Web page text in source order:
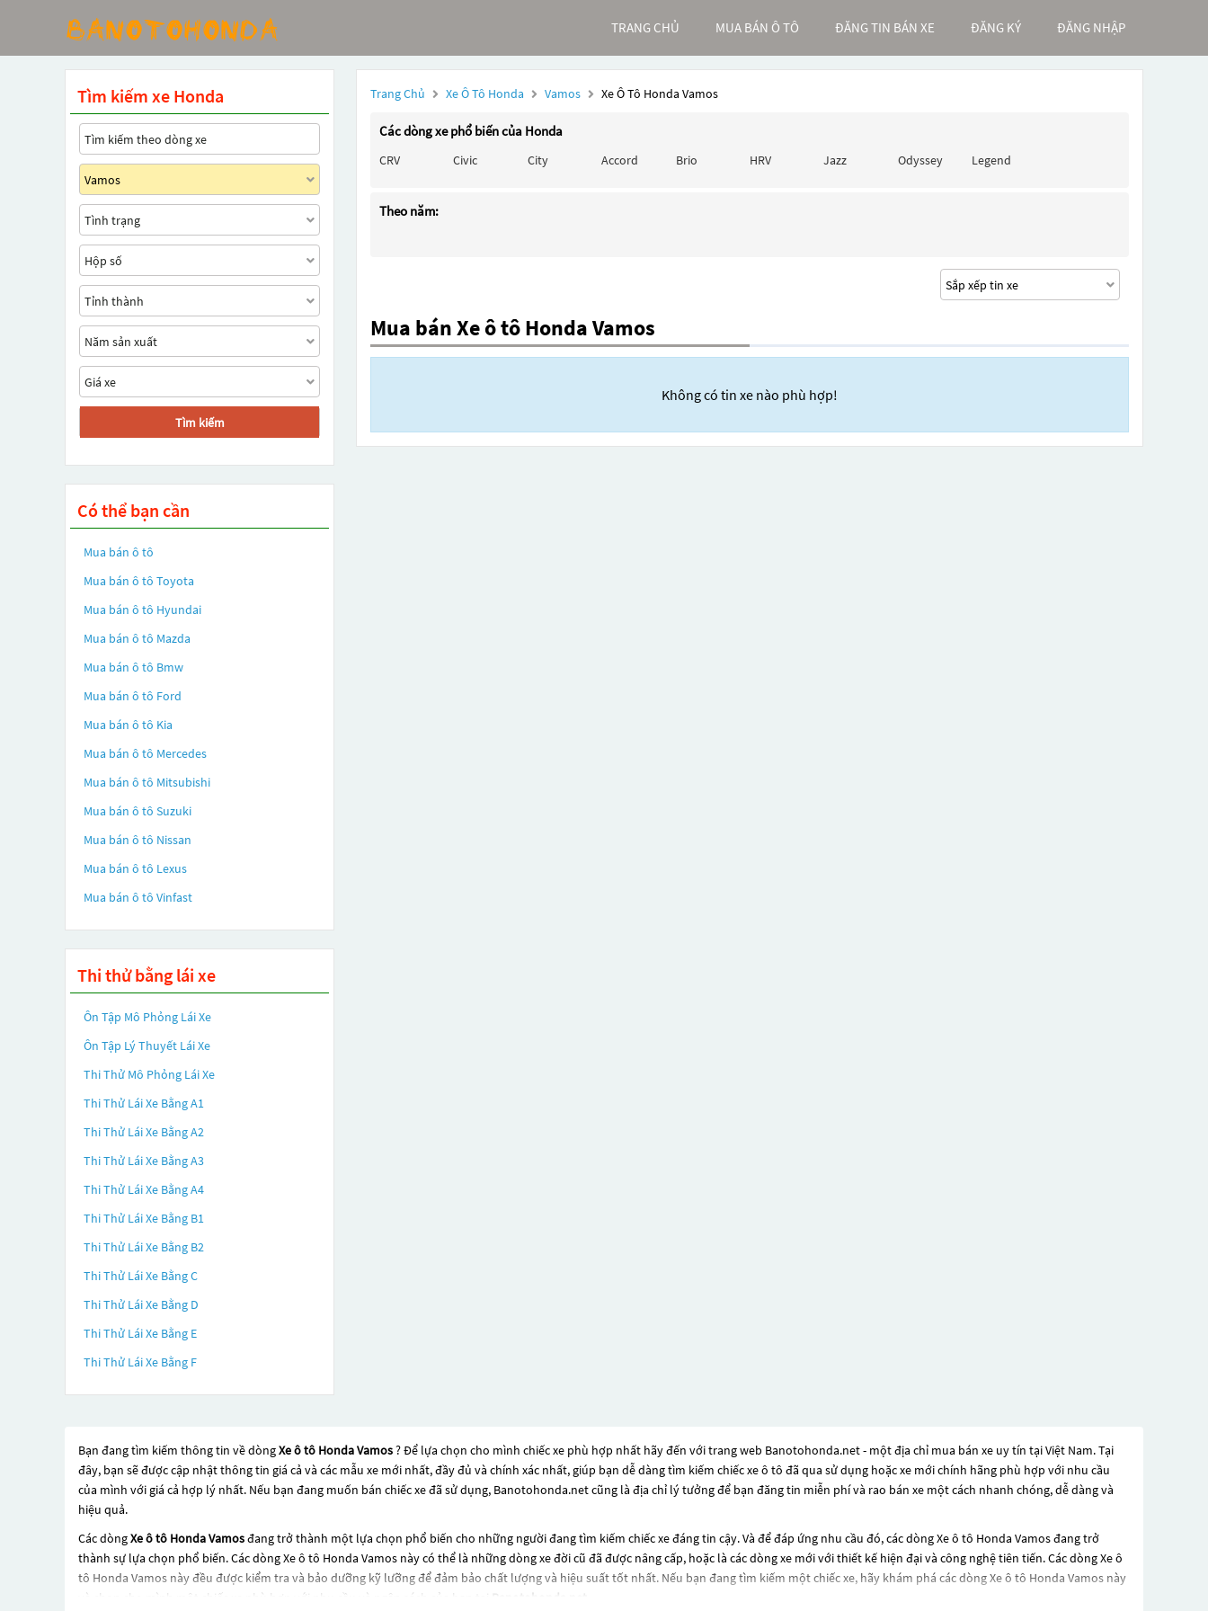
TRANG CHỦ MUA BÁN Ô TÔ ĐĂNG TIN BÁN XE ĐĂNG KÝ ĐĂNG NHẬP
Trang Chủ Xe Ô Tô Honda Vamos Xe Ô Tô Honda Vamos
Các dòng xe phổ biến của Honda
CRV Civic City Accord Brio HRV Jazz Odyssey Legend
Theo năm:
Mua bán Xe ô tô Honda Vamos
Không có tin xe nào phù hợp!
Tìm kiếm xe Honda
Tìm kiếm
Có thể bạn cần
Mua bán ô tô
Mua bán ô tô Toyota
Mua bán ô tô Hyundai
Mua bán ô tô Mazda
Mua bán ô tô Bmw
Mua bán ô tô Ford
Mua bán ô tô Kia
Mua bán ô tô Mercedes
Mua bán ô tô Mitsubishi
Mua bán ô tô Suzuki
Mua bán ô tô Nissan
Mua bán ô tô Lexus
Mua bán ô tô Vinfast
Thi thử bằng lái xe
Ôn Tập Mô Phỏng Lái Xe
Ôn Tập Lý Thuyết Lái Xe
Thi Thử Mô Phỏng Lái Xe
Thi Thử Lái Xe Bằng A1
Thi Thử Lái Xe Bằng A2
Thi Thử Lái Xe Bằng A3
Thi Thử Lái Xe Bằng A4
Thi Thử Lái Xe Bằng B1
Thi Thử Lái Xe Bằng B2
Thi Thử Lái Xe Bằng C
Thi Thử Lái Xe Bằng D
Thi Thử Lái Xe Bằng E
Thi Thử Lái Xe Bằng F
Bạn đang tìm kiếm thông tin về dòngXe ô tô Honda Vamos? Để lựa chọn cho mình chiếc xe phù hợp nhất hãy đến với trang web Banotohonda.net - một địa chỉ mua bán xe uy tín tại Việt Nam. Tại
đây, bạn sẽ được cập nhật thông tin giá cả và các mẫu xe mới nhất, đầy đủ và chính xác nhất, giúp bạn dễ dàng tìm kiếm chiếc xe ô tô đã qua sử dụng hoặc xe mới chính hãng phù hợp với nhu cầu
của mình với giá cả hợp lý nhất. Nếu bạn đang muốn bán chiếc xe đã sử dụng, Banotohonda.net cũng là địa chỉ lý tưởng để bạn đăng tin miễn phí và rao bán xe một cách nhanh chóng, dễ dàng và
hiệu quả.
Các dòngXe ô tô Honda Vamosđang trở thành một lựa chọn phổ biến cho những người đang tìm kiếm chiếc xe đáng tin cậy. Và để đáp ứng nhu cầu đó, các dòngXe ô tô Honda Vamosđang trở
thành sự lựa chọn phổ biến. Các dòngXe ô tô Honda Vamos này có thể là những dòng xe đời cũ đã được nâng cấp, hoặc là các dòng xe mới với thiết kế hiện đại và công nghệ tiên tiến. Các dòngXe ô
tô Honda Vamos này đều được kiểm tra và bảo dưỡng kỹ lưỡng để đảm bảo chất lượng và hiệu suất tốt nhất. Nếu bạn đang tìm kiếm một chiếc xe, hãy khám phá các dòngXe ô tô Honda Vamos này
và chọn cho mình một chiếc xe phù hợp với nhu cầu và ngân sách của bạn tại
Banotohonda.net